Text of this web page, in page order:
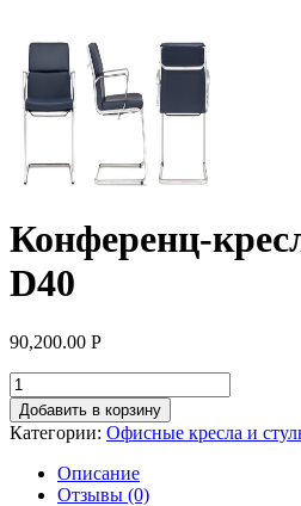
Конференц-
D40
90,200.00 Р
Добавить в корзину
Категории: Офисные кресла и
Описание
Отзывы (0)